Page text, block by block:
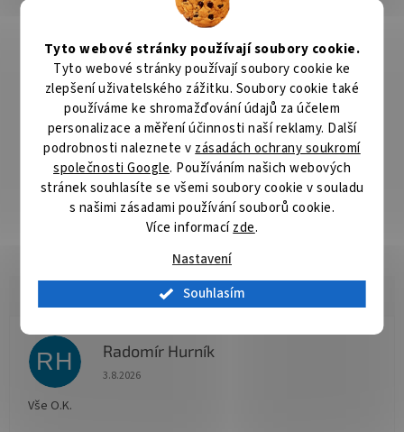
Tyto webové stránky používají soubory cookie.
Tyto webové stránky používají soubory cookie ke
zlepšení uživatelského zážitku. Soubory cookie také
používáme ke shromažďování údajů za účelem
personalizace a měření účinnosti naší reklamy. Další
podrobnosti naleznete v zásadách ochrany soukromí
společnosti Google. Používáním našich webových
stránek souhlasíte se všemi soubory cookie v souladu
s našimi zásadami používání souborů cookie.
Více informacízde.
Nastavení
Souhlasím
Druhá generace kaprařských mikin Catch me s naším vlastním a
kompletně obnoveným barevným designem. Série CATCH ME IF
YOU CAN (chyť mě pokud to dokážeš) s vyobrazením kapra je
nevšední kousek do vašeho, nejen kaprařského šatníku. Malba
kapra prochází kolem dokola celého trupu v jeho spodní části.
Kapr je zobrazen jako skica či malba při zachování všech
důležitých detailů. Ryba je zachycena v situaci, kdy se blíží k
hrsti boilies, což je právě ten moment, na který všichni na břehu
čekáme. Mikina je designována do tmavě zelené barvy s efektní
oranžovou a světle zelenou grafikou. Vybraná tkanina je vysoké
kvality, stejně jako použitý barevný tisk. S oblečením CATCH ME
IF YOU CAN budou všichni vědět s kým mají co dělat! Nabízíme je
v široké škále velikostí, ze kterých si určitě vyberete. Technické
parametry: Materiálové složení: 60% Polyester, 40% Bavlna
RH Radomír Hurník
Hodnocení obchodu je 5 z 5 hvězdiček.
3.8.2026
Vše O.K.